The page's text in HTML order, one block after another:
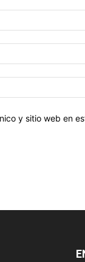
y sitio web en